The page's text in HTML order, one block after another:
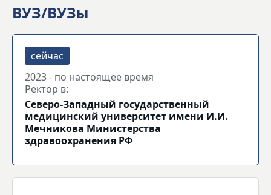
ВУЗ/ВУЗы
2023 - по настоящее время
Ректор в:
Северо-Западный государственный
медицинский университет имени И.И.
Мечникова Министерства
здравоохранения РФ